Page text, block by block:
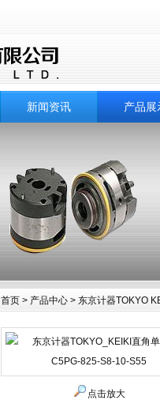
新闻资讯 产品展
首页 > 产品中心 > 东京计器TOKYO
产品中心
点击放大